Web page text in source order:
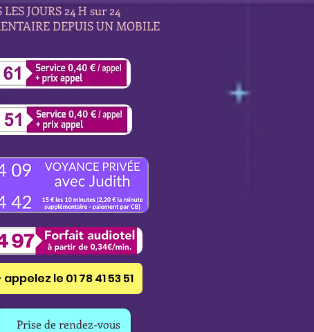
JOURS 24 H sur 24
DEPUIS UN MOBILE
le 01 78 41 53 51
Prise de rendez-vous